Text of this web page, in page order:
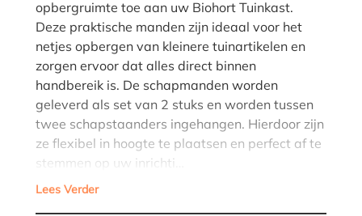
opbergruimte toe aan uw Biohort Tuinkast.
Deze praktische manden zijn ideaal voor het
netjes opbergen van kleinere tuinartikelen en
zorgen ervoor dat alles direct binnen
handbereik is. De schapmanden worden
geleverd als set van 2 stuks en worden tussen
twee schapstaanders ingehangen. Hierdoor zijn
ze flexibel in hoogte te plaatsen en perfect af te
stemmen op uw inrichti…
Lees Verder